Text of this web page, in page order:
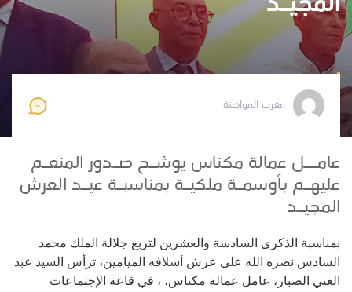
مغرب المواطنة:
عامــل عمالة مكناس يوشـح صـدور المنعـم
عليهـم بأوسمـة ملكيـة بمناسبـة عيـد العرش
المجيـد
بمناسبة الذكرى السادسة والعشرين لتربع جلالة الملك محمد
السادس نصره الله على عرش أسلافه الميامين، ترأس السيد عبد
الغني الصبار، عامل عمالة مكناس، ، في قاعة الإجتماعات